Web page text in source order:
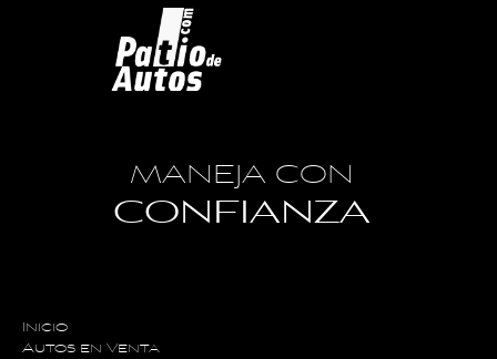
MANEJA CON
CONFIANZA
Inicio
Autos en Venta